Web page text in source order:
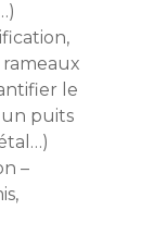
le
un puits
–